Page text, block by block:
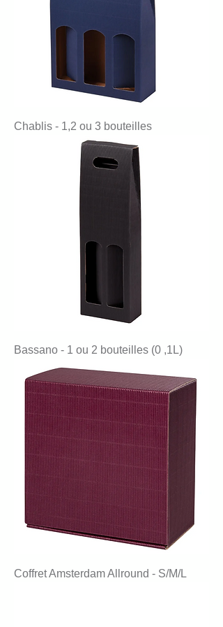
Chablis - 1,2 ou 3 bouteilles
Bassano - 1 ou 2 bouteilles (0 ,1L)
Coffret Amsterdam Allround - S/M/L